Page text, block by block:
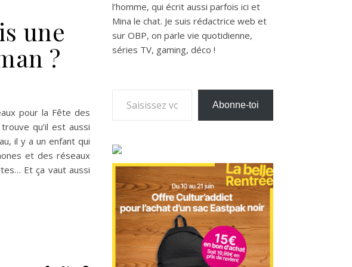
une
?
pour la Fête des
qu’il est aussi
il y a un enfant qui
et des réseaux
Et ça vaut aussi
l’homme, qui écrit aussi parfois ici et
Mina le chat. Je suis rédactrice web et
sur OBP, on parle vie quotidienne,
séries TV, gaming, déco !
Saisissez votre adresse e-mail…
Abonne-toi